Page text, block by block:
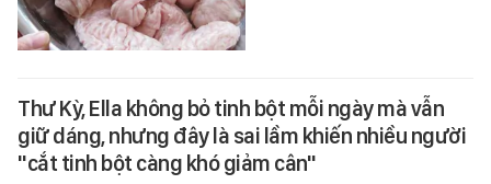
Thư Kỳ, Ella không bỏ tinh bột mỗi ngày mà vẫn
giữ dáng, nhưng đây là sai lầm khiến nhiều người
"cắt tinh bột càng khó giảm cân"